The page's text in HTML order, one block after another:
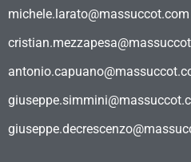
michele.larato@massuccot.com